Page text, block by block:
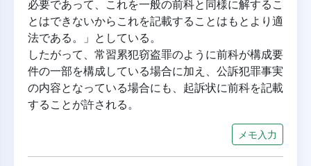
必要であって、これを一般の前科と同様に解するこ
とはできないからこれを記載することはもとより適
法である。」としている。
したがって、常習累犯窃盗罪のように前科が構成要
件の一部を構成している場合に加え、公訴犯罪事実
の内容となっている場合にも、起訴状に前科を記載
することが許される。
メモ入力